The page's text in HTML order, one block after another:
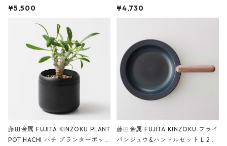
サンドカラー 石調 ideaco Station
¥5,500
石調 ideaco Umbrella Stand CUB
E ストーンサンドブラック
¥4,730
藤田金属 FUJITA KINZOKU PLANT
POT HACHI ハチ プランターポッ
藤田金属 FUJITA KINZOKU フライ
パンジュウ&ハンドルセット L 24c